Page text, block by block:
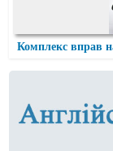
Комплекс вправ